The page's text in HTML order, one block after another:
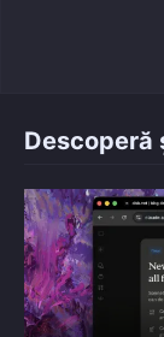
Descoperă